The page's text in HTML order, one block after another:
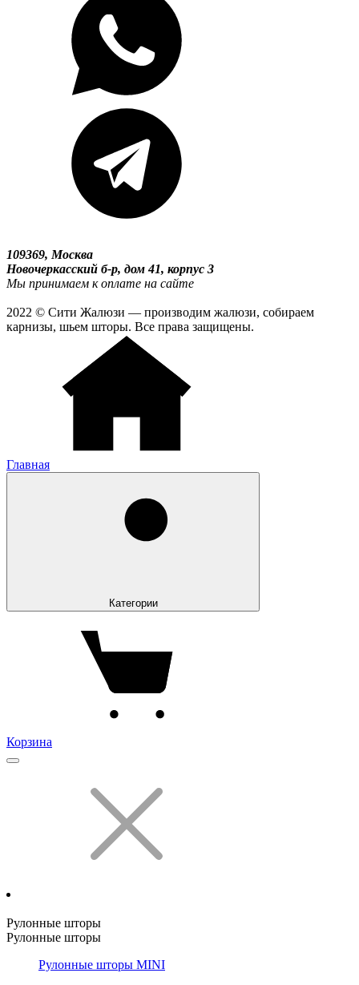
109369, Москва
Новочеркасский б-р, дом 41, корпус 3
Мы принимаем к оплате на сайте
2022 © Сити Жалюзи — производим жалюзи, собираем
карнизы, шьем шторы. Все права защищены.
Главная
Категории
Корзина
Рулонные шторы
Рулонные шторы
Рулонные шторы MINI